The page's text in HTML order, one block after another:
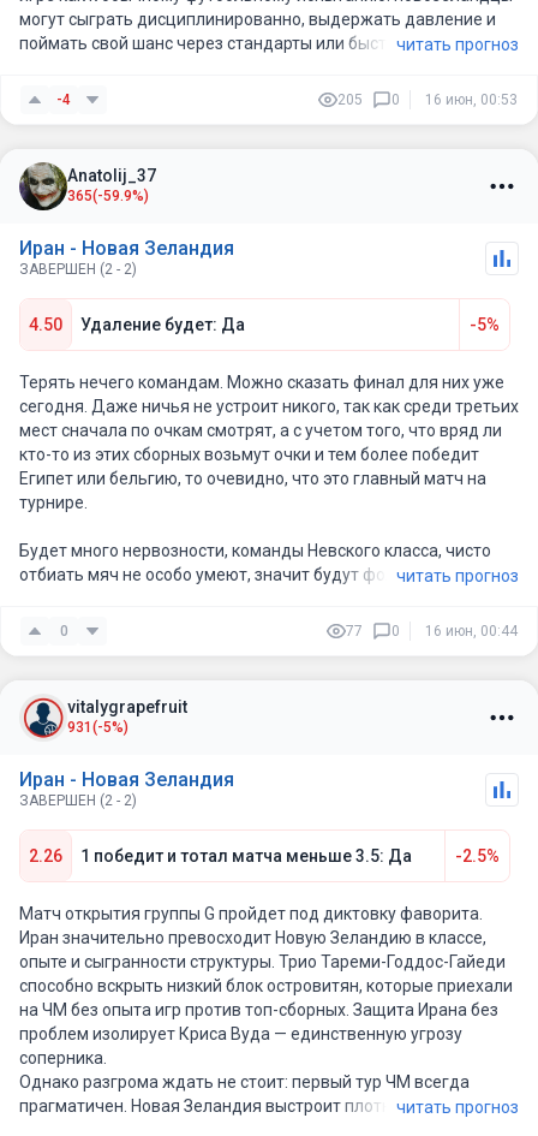
могут сыграть дисциплинированно, выдержать давление и
поймать свой шанс через стандарты или быстрый выпад.
читать прогноз
-4 205 0 16 июн, 00:53
Anatolij_37
365(-59.9%)
Иран - Новая Зеландия
ЗАВЕРШЕН (2 - 2)
4.50 Удаление будет: Да -5%
Терять нечего командам. Можно сказать финал для них уже
сегодня. Даже ничья не устроит никого, так как среди третьих
мест сначала по очкам смотрят, а с учетом того, что вряд ли
кто-то из этих сборных возьмут очки и тем более победит
Египет или бельгию, то очевидно, что это главный матч на
турнире.
Будет много нервозности, команды Невского класса, чисто
отбиать мяч не особо умеют, значит будут фолы и грубость.
желтые удалят.
читать прогноз
0 77 0 16 июн, 00:44
vitalygrapefruit
931 (-5%)
Иран - Новая Зеландия
ЗАВЕРШЕН (2 - 2)
2.26 1 победит и тотал матча меньше 3.5: Да -2.5%
Матч открытия группы G пройдет под диктовку фаворита.
Иран значительно превосходит Новую Зеландию в классе,
опыте и сыгранности структуры. Трио Тареми-Годдос-Гайеди
способно вскрыть низкий блок островитян, которые приехали
на ЧМ без опыта игр против топ-сборных. Защита Ирана без
проблем изолирует Криса Вуда — единственную угрозу
соперника.
Однако разгрома ждать не стоит: первый тур ЧМ всегда
прагматичен. Новая Зеландия выстроит плотный «автобус», а
читать прогноз